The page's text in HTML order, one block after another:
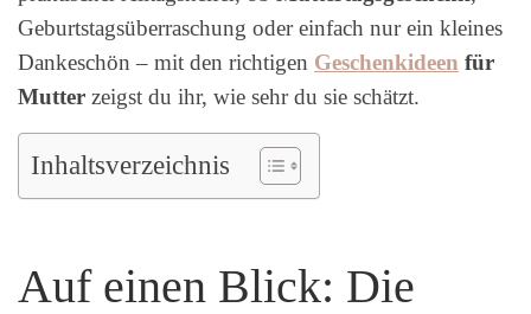
Geburtstagsüberraschung oder einfach nur ein kleines
Dankeschön – mit den richtigen Geschenkideen für
Mutter zeigst du ihr, wie sehr du sie schätzt.
Inhaltsverzeichnis
Auf einen Blick: Die